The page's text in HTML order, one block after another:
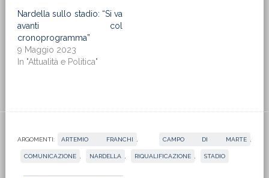
Nardella sullo stadio: “Si va
avanti col
cronoprogramma”
9 Maggio 2023
In "Attualità e Politica"
ARGOMENTI: ARTEMIO FRANCHI CAMPO DI MARTE
COMUNICAZIONE NARDELLA RIQUALIFICAZIONE STADIO